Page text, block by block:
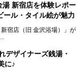
湯 新宿店を体験レポー
ール・タイル絵が魅力
宿店（旧 金沢浴場）」が
はそのまま、昔からここ
んでくれる人にも愛され
変わりました。洞窟のよ
デザイナーズ銭湯・
に♪